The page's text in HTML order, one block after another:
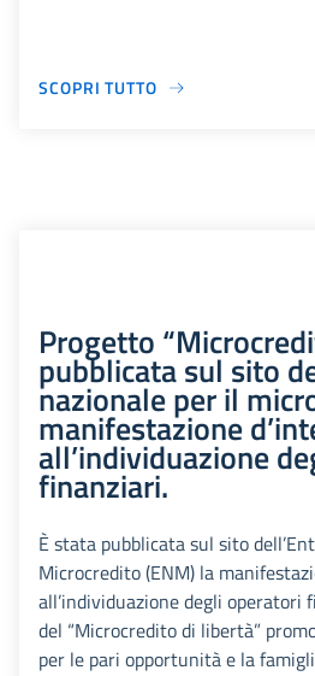
SCOPRI TUTTO
Progetto
pubblicata sul sito
nazionale per il
manifestazione
all’individuazione
finanziari.
È stata pubblicata sul sito
Microcredito (ENM) la
all’individuazione degli operatori
del “Microcredito di libertà”
per le pari opportunità e la